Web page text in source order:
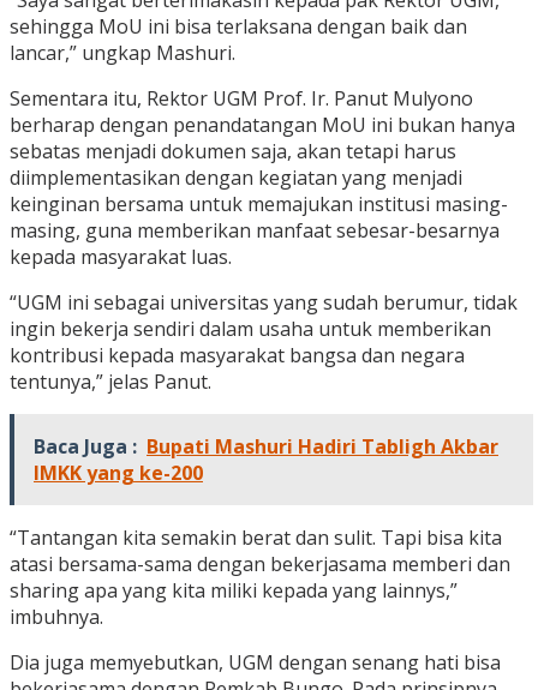
sehingga MoU ini bisa terlaksana dengan baik dan
lancar,” ungkap Mashuri.
Sementara itu, Rektor UGM Prof. Ir. Panut Mulyono
berharap dengan penandatangan MoU ini bukan hanya
sebatas menjadi dokumen saja, akan tetapi harus
diimplementasikan dengan kegiatan yang menjadi
keinginan bersama untuk memajukan institusi masing-
masing, guna memberikan manfaat sebesar-besarnya
kepada masyarakat luas.
“UGM ini sebagai universitas yang sudah berumur, tidak
ingin bekerja sendiri dalam usaha untuk memberikan
kontribusi kepada masyarakat bangsa dan negara
tentunya,” jelas Panut.
Baca Juga : Bupati Mashuri Hadiri Tabligh Akbar
IMKK yang ke-200
“Tantangan kita semakin berat dan sulit. Tapi bisa kita
atasi bersama-sama dengan bekerjasama memberi dan
sharing apa yang kita miliki kepada yang lainnys,”
imbuhnya.
Dia juga memyebutkan, UGM dengan senang hati bisa